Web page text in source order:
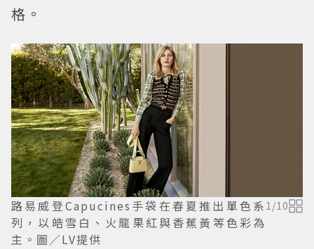
格。
路易威登Capucines手袋在春夏推出單色系
列，以皓雪白、火龍果紅與香蕉黃等色彩為
主。圖／LV提供
1/10